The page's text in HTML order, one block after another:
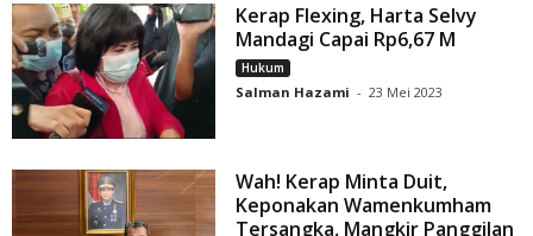
Kerap Flexing, Harta Selvy
Mandagi Capai Rp6,67 M
Hukum
Salman Hazami - 23 Mei 2023
Wah! Kerap Minta Duit,
Keponakan Wamenkumham
Tersangka, Mangkir Panggilan